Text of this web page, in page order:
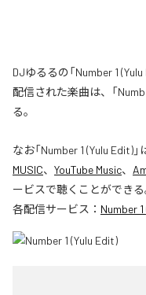
DJゆるるの「Number 1
配信された楽曲は、「
る。
なお「Number 1 (Yulu Edit)」
MUSIC、 YouTube Music、
ービスで聴くことができる
各配信サービス： Number